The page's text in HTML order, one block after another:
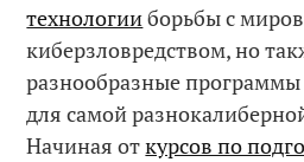
технологииборьбы с
киберзловредством, но
разнообразные
для самой
Начиная откурсов по